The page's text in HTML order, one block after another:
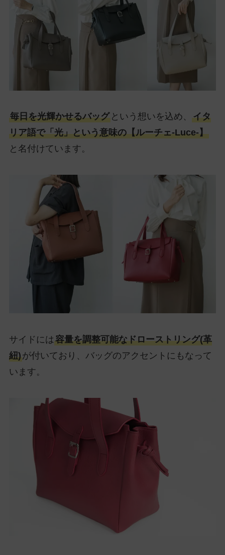
毎日を光輝かせるバッグという想いを込め、 イタ
リア語で「光」という意味の【ルーチェ-Luce-】
と名付けています。
サイドには容量を調整可能なドローストリング(革
紐)が付いており、バッグのアクセントにもなって
います。